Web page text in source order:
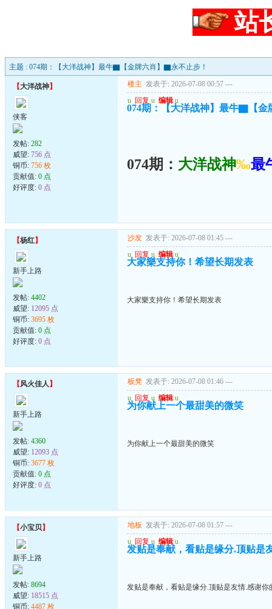
站
主题 : 074期：【大洋战神】最牛▇【金牌六肖】▇永不止步！
【大洋战神】
侠客
发帖: 282
威望: 756 点
铜币: 756 枚
贡献值: 0 点
好评度: 0 点
楼主 发表于: 2026-07-08 00:57 ---
u 回复 u 编辑 u
074期：【大洋战神】最牛▇【
074期： 大洋战神‰最
【杨红】
新手上路
发帖: 4402
威望: 12095 点
铜币: 3695 枚
贡献值: 0 点
好评度: 0 点
沙发 发表于: 2026-07-08 01:45 ---
u 回复 u 编辑 u
大家樂支持你！希望长期发表
大家樂支持你！希望长期发表
【风火佳人 】
新手上路
发帖: 4360
威望: 12093 点
铜币: 3677 枚
贡献值: 0 点
好评度: 0 点
板凳 发表于: 2026-07-08 01:46 ---
u 回复 u 编辑 u
为你献上一个最甜美的微笑
为你献上一个最甜美的微笑
【小宝贝】
新手上路
发帖: 8694
威望: 18515 点
铜币: 4487 枚
地板 发表于: 2026-07-08 01:57 ---
u 回复 u 编辑 u
发贴是奉献，看贴是缘分.顶贴是
发贴是奉献，看贴是缘分.顶贴是友情.感谢你